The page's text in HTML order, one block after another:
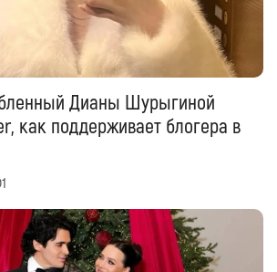
Дианы Шурыгиной
как поддерживает блогера в